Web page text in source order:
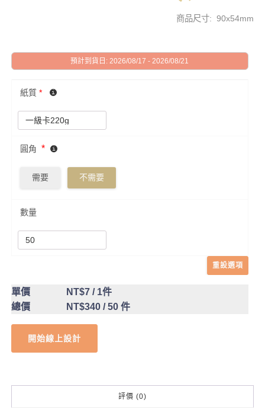
商品尺寸: 90x54mm
預計到貨日: 2026/08/17 - 2026/08/21
紙質 *
圓角 *
需要 不需要
數量
重設選項
單價 NT$7/ 1件
總價
NT$340/ 50 件
開始線上設計
評價 (0)